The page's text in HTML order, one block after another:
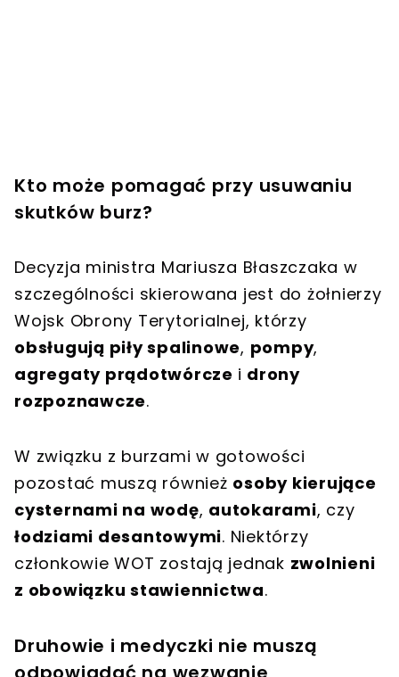
Kto może pomagać przy usuwaniu
skutków burz?
Decyzja ministra Mariusza Błaszczaka w
szczególności skierowana jest do żołnierzy
Wojsk Obrony Terytorialnej, którzy
obsługują piły spalinowe, pompy,
agregaty prądotwórcze i drony
rozpoznawcze.
W związku z burzami w gotowości
pozostać muszą również osoby kierujące
cysternami na wodę, autokarami, czy
łodziami desantowymi. Niektórzy
członkowie WOT zostają jednak zwolnieni
z obowiązku stawiennictwa.
Druhowie i medyczki nie muszą